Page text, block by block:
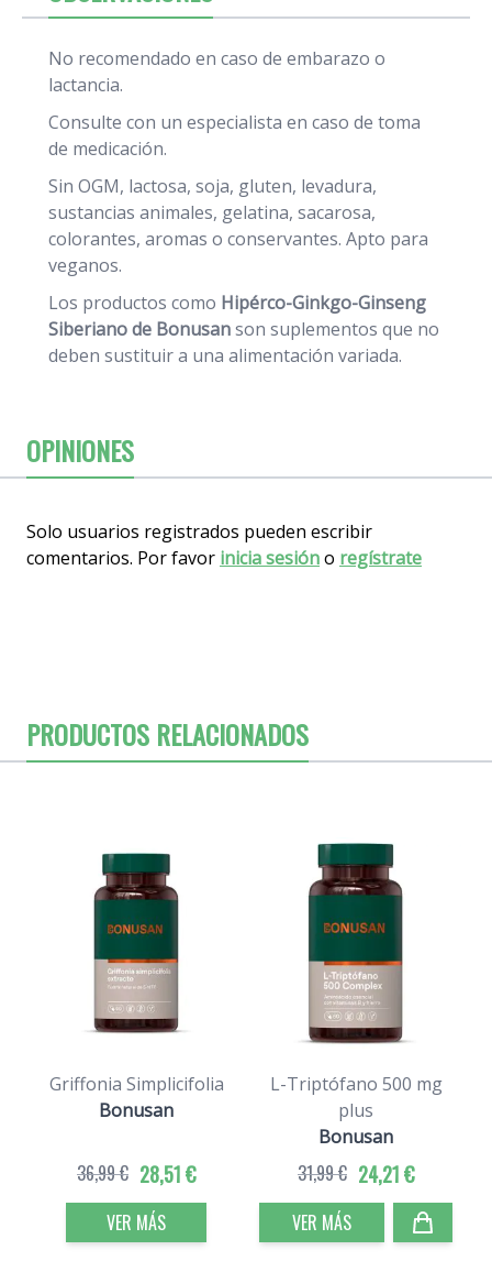
No recomendado en caso de embarazo o
lactancia.
Consulte con un especialista en caso de toma
de medicación.
Sin OGM, lactosa, soja, gluten, levadura,
sustancias animales, gelatina, sacarosa,
colorantes, aromas o conservantes. Apto para
veganos.
Los productos como Hipérco-Ginkgo-Ginseng
Siberiano de Bonusanson suplementos que no
deben sustituir a una alimentación variada.
OPINIONES
Solo usuarios registrados pueden escribir
comentarios. Por favor inicia sesióno regístrate
PRODUCTOS RELACIONADOS
Griffonia Simplicifolia
Bonusan
28,51 €
36,99 €
VER MÁS
L-Triptófano 500 mg
plus
Bonusan
24,21 €
31,99 €
VER MÁS